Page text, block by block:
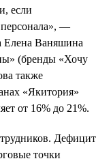
если
персонала», —
Елена Ваняшина
(бренды «Хочу
также
«Якитория»
от 16% до 21%.
Дефицит
точки